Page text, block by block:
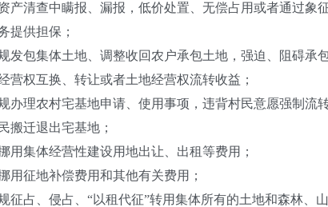
清查中瞒报、漏报，低价处置、无偿占用或者通过象
提供担保；
包集体土地、调整收回农户承包土地，强迫、阻碍承
营权互换、转让或者土地经营权流转收益；
理农村宅基地申请、使用事项，违背村民意愿强制流
搬迁退出宅基地；
集体经营性建设用地出让、出租等费用；
征地补偿费用和其他有关费用；
占、侵占、“以租代征”转用集体所有的土地和森林、